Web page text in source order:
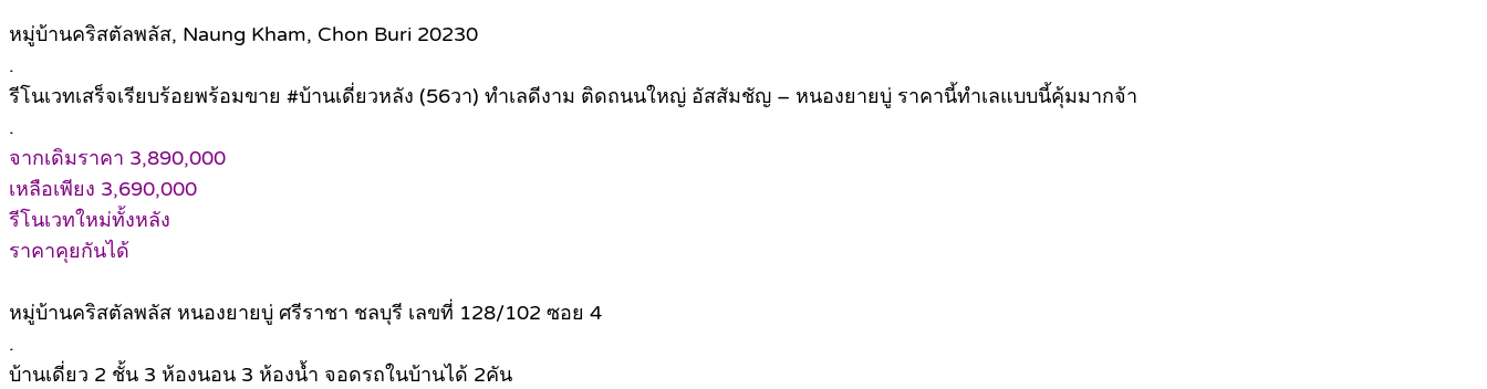
หมู่บ้านคริสตัลพลัส, Naung Kham, Chon Buri 20230
.
รีโนเวทเสร็จเรียบร้อยพร้อมขาย #บ้านเดี่ยวหลัง (56วา) ทำเลดีงาม ติดถนนใหญ่ อัสสัมชัญ – หนองยายบู่ ราคานี้ทำเลแบบนี้คุ้มมากจ้า
.
จากเดิมราคา 3,890,000
เหลือเพียง 3,690,000
รีโนเวทใหม่ทั้งหลัง
ราคาคุยกันได้
หมู่บ้านคริสตัลพลัส หนองยายบู่ ศรีราชา ชลบุรี เลขที่ 128/102 ซอย 4
.
บ้านเดี่ยว 2 ชั้น 3 ห้องนอน 3 ห้องน้ำ จอดรถในบ้านได้ 2คัน